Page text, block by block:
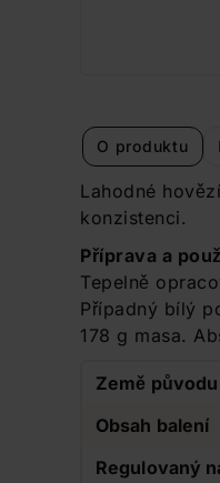
O produktu
Lahodné
konzistenci.
Příprava a
Tepelně
Případný bílý
178 g masa.
Země původu
Obsah balení
Regulovaný